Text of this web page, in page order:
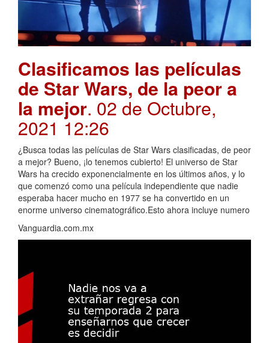
Clasificamos las películas
de Star Wars, de la peor a
la mejor. 02 de Octubre,
2021 12:26
¿Busca todas las películas de Star Wars clasificadas, de peor
a mejor? Bueno, ¡lo tenemos cubierto! El universo de Star
Wars ha crecido exponencialmente en los últimos años, y lo
que comenzó como una película independiente que nadie
esperaba hacer mucho en 1977 se ha convertido en un
enorme universo cinematográfico.Esto ahora incluye numero
Vanguardia.com.mx